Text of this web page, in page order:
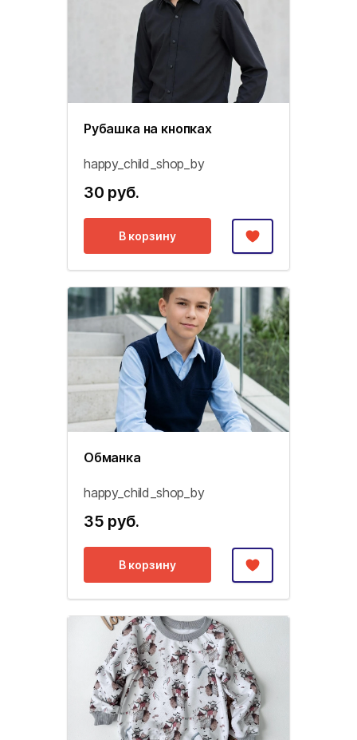
Рубашка на кнопках
happy_child_shop_by
30 руб.
В корзину
Обманка
happy_child_shop_by
35 руб.
В корзину